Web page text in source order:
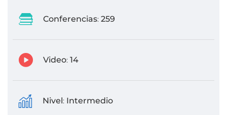
Conferencias: 259
Video: 14
Nivel: Intermedio